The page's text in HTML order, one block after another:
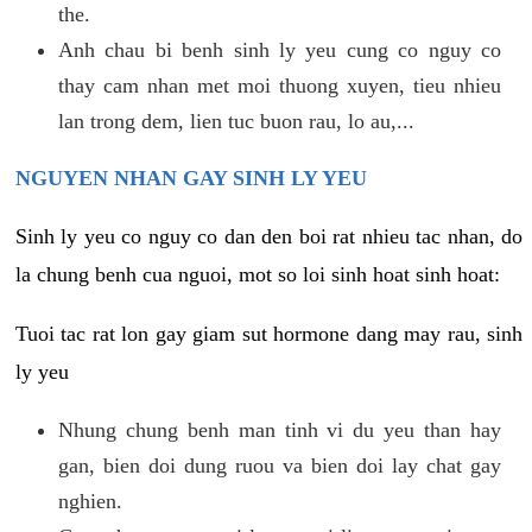
the.
Anh chau bi benh sinh ly yeu cung co nguy co
thay cam nhan met moi thuong xuyen, tieu nhieu
lan trong dem, lien tuc buon rau, lo au,...
NGUYEN NHAN GAY SINH LY YEU
Sinh ly yeu co nguy co dan den boi rat nhieu tac nhan, do
la chung benh cua nguoi, mot so loi sinh hoat sinh hoat:
Tuoi tac rat lon gay giam sut hormone dang may rau, sinh
ly yeu
Nhung chung benh man tinh vi du yeu than hay
gan, bien doi dung ruou va bien doi lay chat gay
nghien.